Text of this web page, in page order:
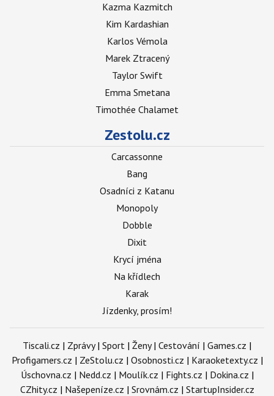
Kazma Kazmitch
Kim Kardashian
Karlos Vémola
Marek Ztracený
Taylor Swift
Emma Smetana
Timothée Chalamet
Zestolu.cz
Carcassonne
Bang
Osadníci z Katanu
Monopoly
Dobble
Dixit
Krycí jména
Na křídlech
Karak
Jízdenky, prosím!
Tiscali.cz | Zprávy| Sport | Ženy| Cestování | Games.cz |
Profigamers.cz | ZeStolu.cz | Osobnosti.cz | Karaoketexty.cz |
Úschovna.cz | Nedd.cz | Moulík.cz | Fights.cz | Dokina.cz |
CZhity.cz | Našepeníze.cz | Srovnám.cz | StartupInsider.cz